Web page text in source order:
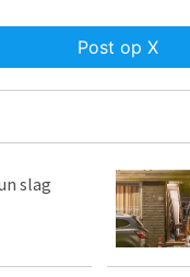
Post op X
slag